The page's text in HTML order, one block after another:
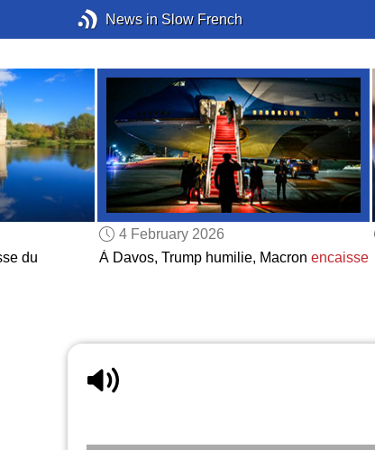
News in Slow French
du
4 February 2026
À Davos, Trump humilie, Macron encaisse